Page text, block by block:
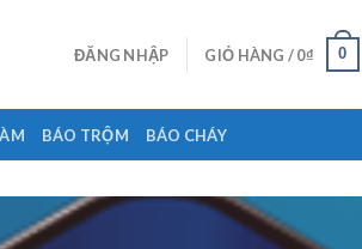
ĐĂNG NHẬP GIỎ HÀNG /0₫ 0
BÁO TRỘM BÁO CHÁY